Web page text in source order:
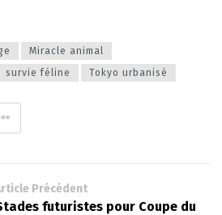
Miracle animal
survie féline Tokyo urbanisé
Précédent
futuristes pour Coupe du